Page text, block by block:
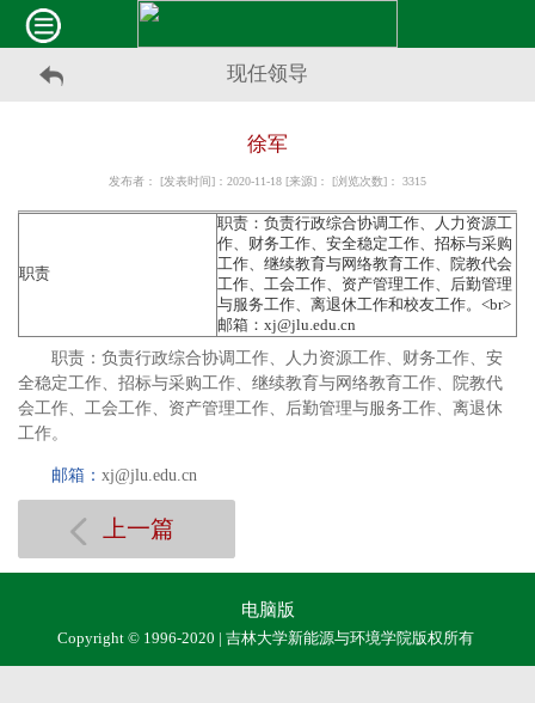
现任领导
徐军
发布者： [发表时间]：2020-11-18 [来源]： [浏览次数]： 3315
职责
​职责：负责行政综合协调工作、人力资源工
作、财务工作、安全稳定工作、招标与采购
工作、继续教育与网络教育工作、院教代会
工作、工会工作、资产管理工作、后勤管理
与服务工作、离退休工作和校友工作。<br>
邮箱：xj@jlu.edu.cn
职责：负责行政综合协调工作、人力资源工作、财务工作、安
全稳定工作、招标与采购工作、继续教育与网络教育工作、院教代
会工作、工会工作、资产管理工作、后勤管理与服务工作、离退休
工作。
邮箱： xj@jlu.edu.cn
上一篇
电脑版
Copyright © 1996-2020 | 吉林大学新能源与环境学院版权所有